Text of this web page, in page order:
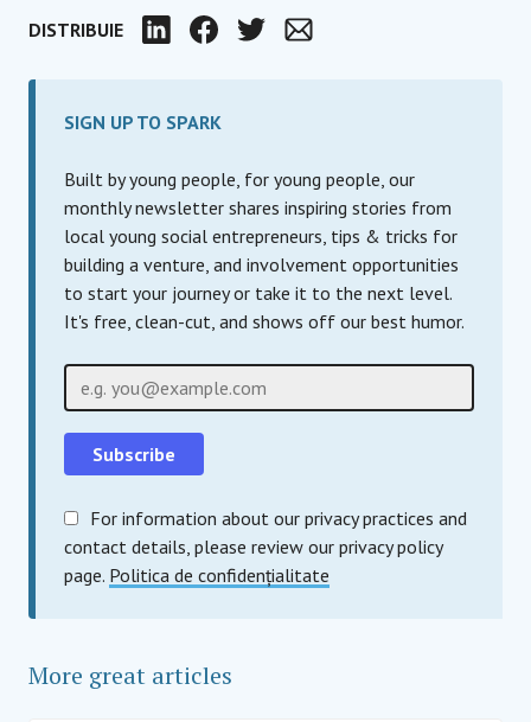
DISTRIBUIE LinkedIn FacebookTwitter
SIGN UP TO SPARK
Built by young people, for young people, our
monthly newsletter shares inspiring stories from
local young social entrepreneurs, tips & tricks for
building a venture, and involvement opportunities
to start your journey or take it to the next level.
It's free, clean-cut, and shows off our best humor.
For information about our privacy practices and
contact details, please review our privacy policy
page. Politica de confidențialitate
More great articles